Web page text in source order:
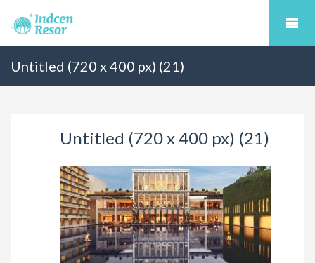
Untitled (720 x 400 px) (21)
Untitled (720 x 400 px) (21)